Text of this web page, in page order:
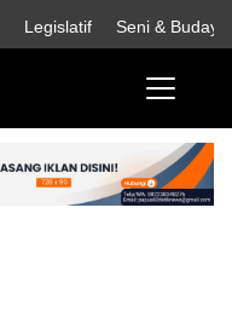
Legislatif Seni & Budaya